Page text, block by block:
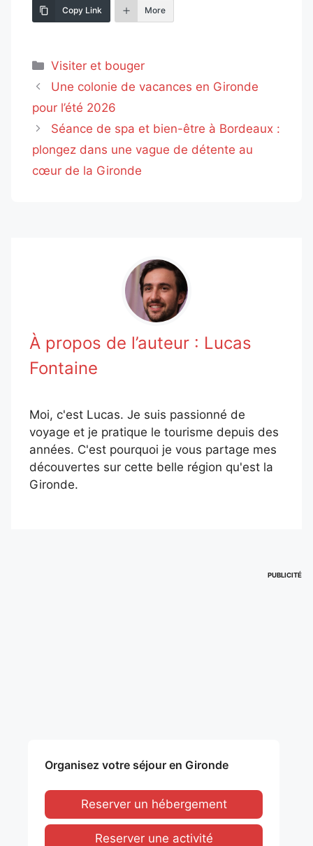
Copy Link More
Catégories
Visiter et bouger
Une colonie de vacances en Gironde
pour l’été 2026
Séance de spa et bien-être à Bordeaux :
plongez dans une vague de détente au
cœur de la Gironde
À propos de l’auteur : Lucas
Fontaine
Moi, c'est Lucas. Je suis passionné de
voyage et je pratique le tourisme depuis des
années. C'est pourquoi je vous partage mes
découvertes sur cette belle région qu'est la
Gironde.
PUBLICITÉ
Organisez votre séjour en Gironde
Reserver un hébergement
Reserver une activité